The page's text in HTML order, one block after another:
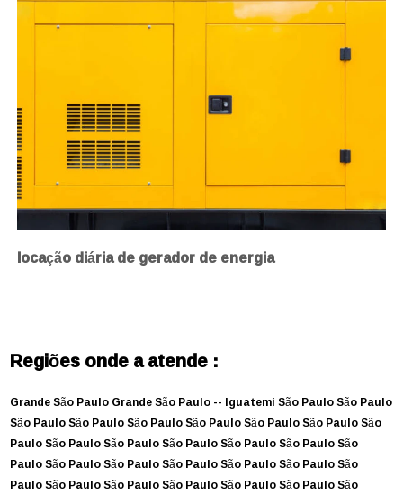
locação diária de gerador de energia
Regiões onde a atende :
Grande São PauloGrande São Paulo -- IguatemiSão PauloSão Paulo
São PauloSão PauloSão PauloSão PauloSão PauloSão PauloSão
PauloSão PauloSão PauloSão PauloSão PauloSão PauloSão
PauloSão PauloSão PauloSão PauloSão PauloSão PauloSão
PauloSão PauloSão PauloSão PauloSão PauloSão PauloSão